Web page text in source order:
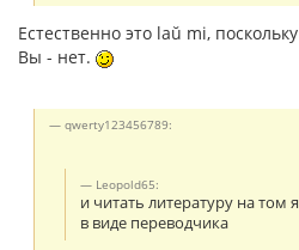
Естественно это laŭ mi,
Вы - нет.
qwerty123456789:
Leopold65:
и читать литературу на том
в виде переводчика